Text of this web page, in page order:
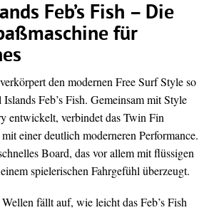
Feb’s Fish – Die
für
den modernen Free Surf Style so
Feb’s Fish. Gemeinsam mit Style
entwickelt, verbindet das Twin Fin
einer deutlich moderneren Performance.
Board, das vor allem mit flüssigen
spielerischen Fahrgefühl überzeugt.
fällt auf, wie leicht das Feb’s Fish